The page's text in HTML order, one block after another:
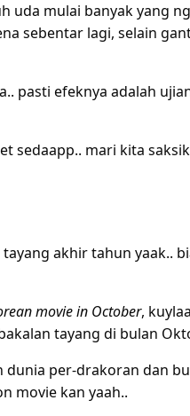
uda mulai banyak yang
sebentar lagi, selain
pasti efeknya adalah
sedaapp.. mari kita
akhir tahun yaak..
movie in October,
tayang di bulan
dunia per-drakoran dan
movie kan yaah..